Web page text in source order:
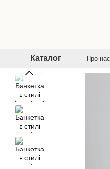
Каталог Про нас